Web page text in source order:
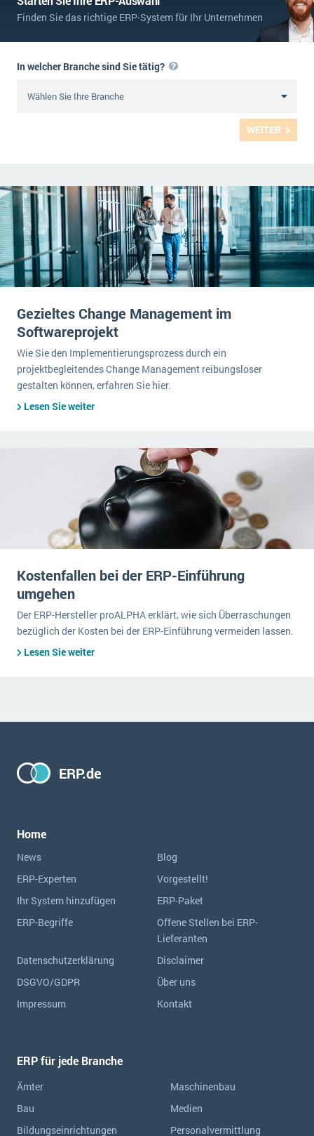
Finden Sie das richtige ERP-System für Ihr Unternehmen
WEITER
In welcher Branche sind Sie tätig?
Gezieltes Change Management im
Softwareprojekt
Wie Sie den Implementierungsprozess durch ein
projektbegleitendes Change Management reibungsloser
gestalten können, erfahren Sie hier.
Lesen Sie weiter
Kostenfallen bei der ERP-Einführung
umgehen
Der ERP-Hersteller proALPHA erklärt, wie sich Überraschungen
bezüglich der Kosten bei der ERP-Einführung vermeiden lassen.
Lesen Sie weiter
ERP.de
Home
News
Blog
ERP-Experten
Vorgestellt!
Ihr System hinzufügen
ERP-Paket
ERP-Begriffe
Offene Stellen bei ERP-
Lieferanten
Datenschutzerklärung
Disclaimer
DSGVO/GDPR
Über uns
Impressum
Kontakt
ERP für jede Branche
Ämter
Bau
Bildungseinrichtungen
Maschinenbau
Medien
Personalvermittlung